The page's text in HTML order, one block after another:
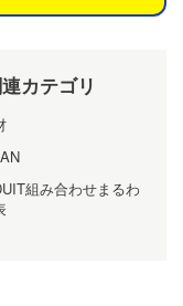
カテゴリ
組み合わせまるわ